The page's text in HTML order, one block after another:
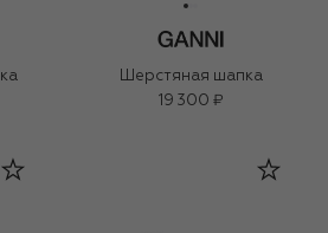
Шерстяная шапка
19 300 ₽